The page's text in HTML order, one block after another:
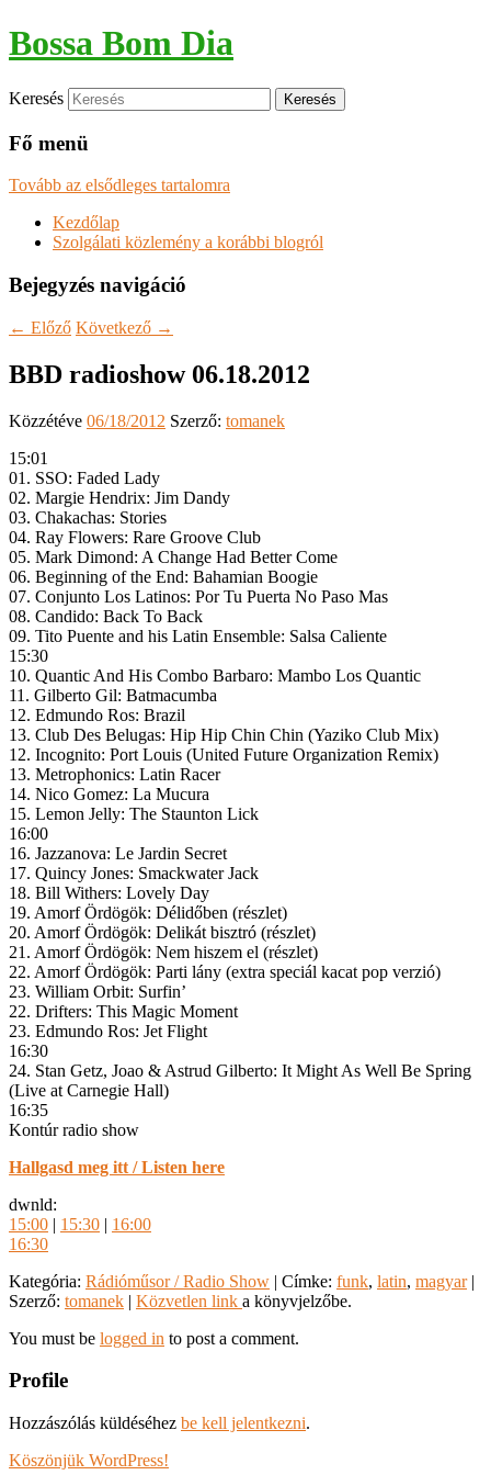
Bossa Bom Dia
Keresés
Fő menü
Tovább az elsődleges tartalomra
Kezdőlap
Szolgálati közlemény a korábbi blogról
Bejegyzés navigáció
← Előző Következő →
BBD radioshow 06.18.2012
Közzétéve 06/18/2012 Szerző: tomanek
15:01
01. SSO: Faded Lady
02. Margie Hendrix: Jim Dandy
03. Chakachas: Stories
04. Ray Flowers: Rare Groove Club
05. Mark Dimond: A Change Had Better Come
06. Beginning of the End: Bahamian Boogie
07. Conjunto Los Latinos: Por Tu Puerta No Paso Mas
08. Candido: Back To Back
09. Tito Puente and his Latin Ensemble: Salsa Caliente
15:30
10. Quantic And His Combo Barbaro: Mambo Los Quantic
11. Gilberto Gil: Batmacumba
12. Edmundo Ros: Brazil
13. Club Des Belugas: Hip Hip Chin Chin (Yaziko Club Mix)
12. Incognito: Port Louis (United Future Organization Remix)
13. Metrophonics: Latin Racer
14. Nico Gomez: La Mucura
15. Lemon Jelly: The Staunton Lick
16:00
16. Jazzanova: Le Jardin Secret
17. Quincy Jones: Smackwater Jack
18. Bill Withers: Lovely Day
19. Amorf Ördögök: Délidőben (részlet)
20. Amorf Ördögök: Delikát bisztró (részlet)
21. Amorf Ördögök: Nem hiszem el (részlet)
22. Amorf Ördögök: Parti lány (extra speciál kacat pop verzió)
23. William Orbit: Surfin’
22. Drifters: This Magic Moment
23. Edmundo Ros: Jet Flight
16:30
24. Stan Getz, Joao & Astrud Gilberto: It Might As Well Be Spring
(Live at Carnegie Hall)
16:35
Kontúr radio show
Hallgasd meg itt / Listen here
dwnld:
15:00 | 15:30 | 16:00
16:30
Kategória: Rádióműsor / Radio Show | Címke: funk, latin, magyar|
Szerző: tomanek | Közvetlen link a könyvjelzőbe.
You must be logged in to post a comment.
Profile
Hozzászólás küldéséhez be kell jelentkezni.
Köszönjük WordPress!